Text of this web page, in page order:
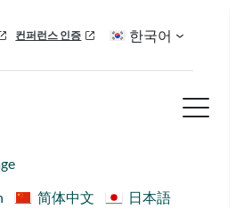
컨퍼런스 인증 한국어
简体中文
日本語